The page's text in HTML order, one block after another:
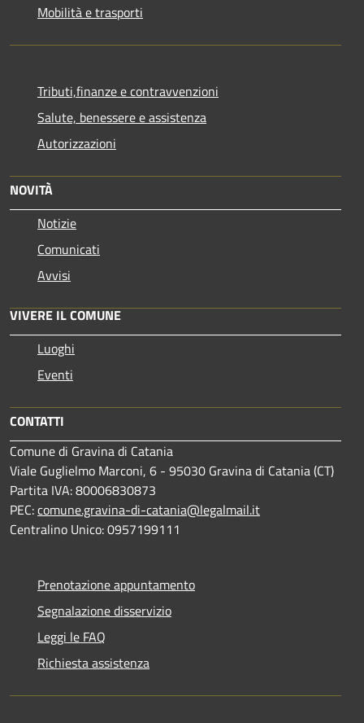
Mobilità e trasporti
Tributi,finanze e contravvenzioni
Salute, benessere e assistenza
Autorizzazioni
NOVITÀ
Notizie
Comunicati
Avvisi
VIVERE IL COMUNE
Luoghi
Eventi
CONTATTI
Comune di Gravina di Catania
Viale Guglielmo Marconi, 6 - 95030 Gravina di Catania (CT)
Partita IVA: 80006830873
PEC:comune.gravina-di-catania@legalmail.it
Centralino Unico: 0957199111
Prenotazione appuntamento
Segnalazione disservizio
Leggi le FAQ
Richiesta assistenza